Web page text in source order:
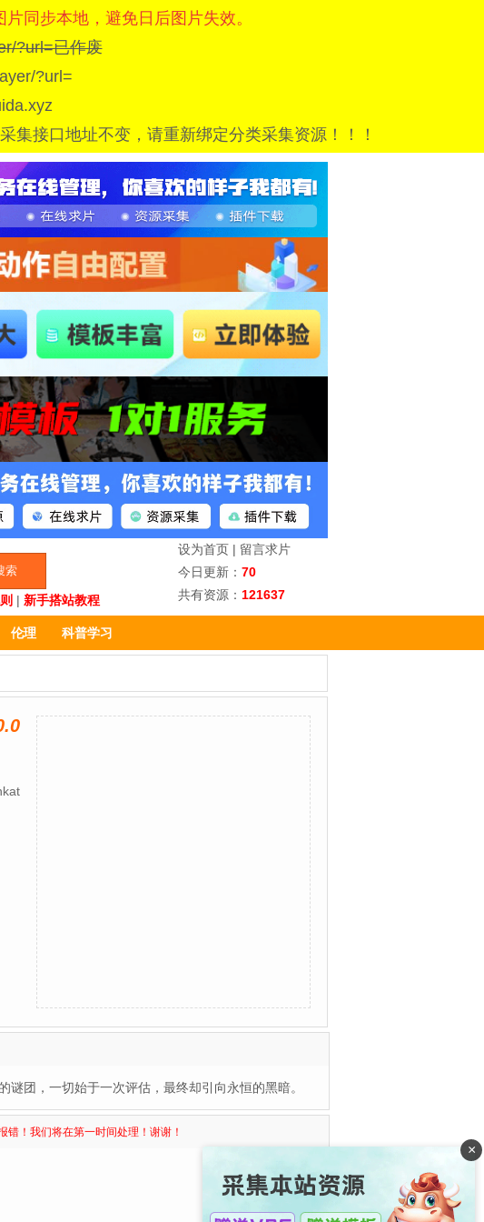
同步本地，避免日后图片失效。
?url=已作废
?url=
集接口地址不变，请重新绑定分类采集资源！！！
| 新手搭站教程
设为首页 | 留言求片
今日更新： 70
共有资源： 121637
伦理 科普学习
团，一切始于一次评估，最终却引向永恒的黑暗。
！我们将在第一时间处理！谢谢！
×